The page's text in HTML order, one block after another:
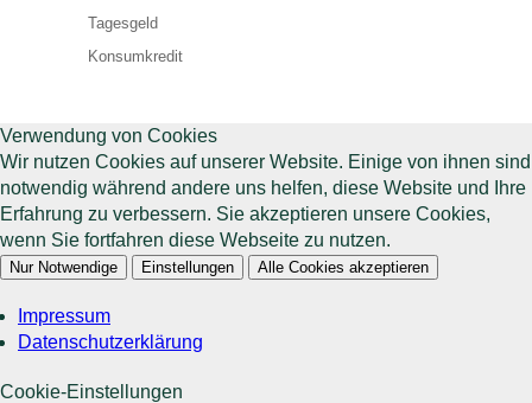
Tagesgeld
Konsumkredit
Verwendung von Cookies
Wir nutzen Cookies auf unserer Website. Einige von ihnen sind
notwendig während andere uns helfen, diese Website und Ihre
Erfahrung zu verbessern. Sie akzeptieren unsere Cookies,
wenn Sie fortfahren diese Webseite zu nutzen.
Nur Notwendige Einstellungen Alle Cookies akzeptieren
Impressum
Datenschutzerklärung
Cookie-Einstellungen